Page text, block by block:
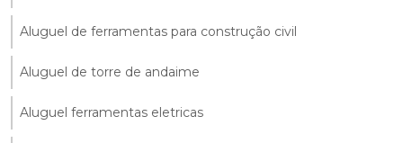
Aluguel de ferramentas para construção civil
Aluguel de torre de andaime
Aluguel ferramentas eletricas